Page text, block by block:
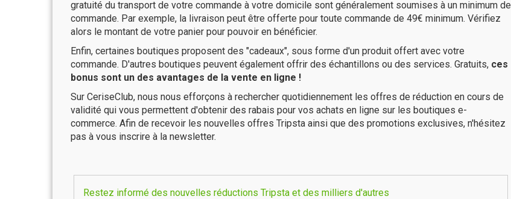
gratuité du transport de votre commande à votre domicile sont généralement soumises à un minimum de
commande. Par exemple, la livraison peut être offerte pour toute commande de 49€ minimum. Vérifiez
alors le montant de votre panier pour pouvoir en bénéficier.
Enfin, certaines boutiques proposent des "cadeaux", sous forme d'un produit offert avec votre
commande. D'autres boutiques peuvent également offrir des échantillons ou des services. Gratuits, ces
bonus sont un des avantages de la vente en ligne !
Sur CeriseClub, nous nous efforçons à rechercher quotidiennement les offres de réduction en cours de
validité qui vous permettent d'obtenir des rabais pour vos achats en ligne sur les boutiques e-
commerce. Afin de recevoir les nouvelles offres Tripsta ainsi que des promotions exclusives, n'hésitez
pas à vous inscrire à la newsletter.
Restez informé des nouvelles réductions Tripsta et des milliers d'autres